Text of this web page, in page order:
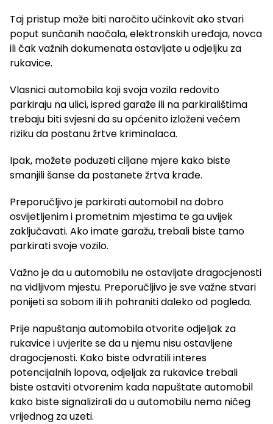
Taj pristup može biti naročito učinkovit ako stvari
poput sunčanih naočala, elektronskih uređaja, novca
ili čak važnih dokumenata ostavljate u odjeljku za
rukavice.
Vlasnici automobila koji svoja vozila redovito
parkiraju na ulici, ispred garaže ili na parkiralištima
trebaju biti svjesni da su općenito izloženi većem
riziku da postanu žrtve kriminalaca.
Ipak, možete poduzeti ciljane mjere kako biste
smanjili šanse da postanete žrtva krađe.
Preporučljivo je parkirati automobil na dobro
osvijetljenim i prometnim mjestima te ga uvijek
zaključavati. Ako imate garažu, trebali biste tamo
parkirati svoje vozilo.
Važno je da u automobilu ne ostavljate dragocjenosti
na vidljivom mjestu. Preporučljivo je sve važne stvari
ponijeti sa sobom ili ih pohraniti daleko od pogleda.
Prije napuštanja automobila otvorite odjeljak za
rukavice i uvjerite se da u njemu nisu ostavljene
dragocjenosti. Kako biste odvratili interes
potencijalnih lopova, odjeljak za rukavice trebali
biste ostaviti otvorenim kada napuštate automobil
kako biste signalizirali da u automobilu nema ničeg
vrijednog za uzeti.